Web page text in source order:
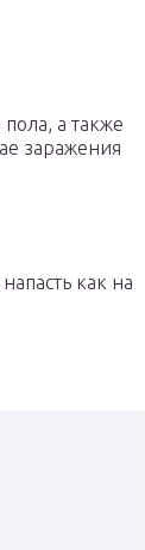
а также
заражения
как на